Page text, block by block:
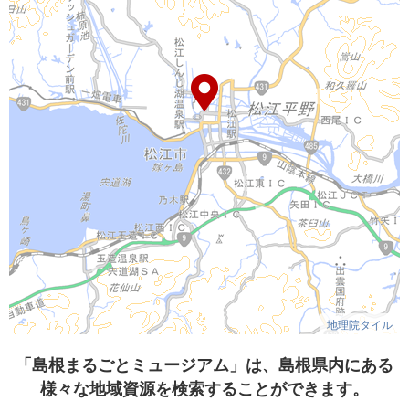
地理院タイル
「島根まるごとミュージアム」は、島根県内にある
様々な地域資源を検索することができます。